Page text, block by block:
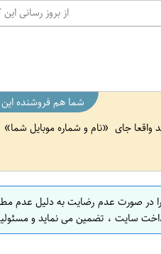
از بروز رسانی
شما هم فروشنده این
واقعا جای
نام و شماره موبایل شما
در صورت عدم رضایت به دلیل عدم
سایت ، تضمین می نماید و